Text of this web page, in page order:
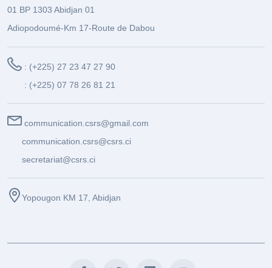
01 BP 1303 Abidjan 01
Adiopodoumé-Km 17-Route de Dabou
: (+225) 27 23 47 27 90
: (+225) 07 78 26 81 21
communication.csrs@gmail.com
communication.csrs@csrs.ci
secretariat@csrs.ci
Yopougon KM 17, Abidjan